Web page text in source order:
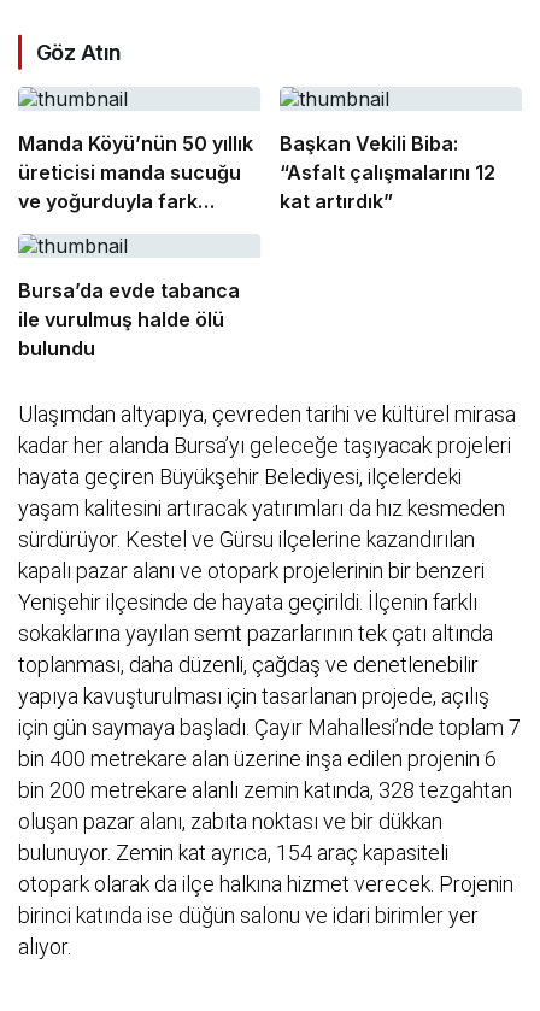
Göz Atın
Manda Köyü’nün 50 yıllık
üreticisi manda sucuğu
ve yoğurduyla fark
oluşturdu
Başkan Vekili Biba:
“Asfalt çalışmalarını 12
kat artırdık”
Bursa’da evde tabanca
ile vurulmuş halde ölü
bulundu
Ulaşımdan altyapıya, çevreden tarihi ve kültürel mirasa
kadar her alanda Bursa’yı geleceğe taşıyacak projeleri
hayata geçiren Büyükşehir Belediyesi, ilçelerdeki
yaşam kalitesini artıracak yatırımları da hız kesmeden
sürdürüyor. Kestel ve Gürsu ilçelerine kazandırılan
kapalı pazar alanı ve otopark projelerinin bir benzeri
Yenişehir ilçesinde de hayata geçirildi. İlçenin farklı
sokaklarına yayılan semt pazarlarının tek çatı altında
toplanması, daha düzenli, çağdaş ve denetlenebilir
yapıya kavuşturulması için tasarlanan projede, açılış
için gün saymaya başladı. Çayır Mahallesi’nde toplam 7
bin 400 metrekare alan üzerine inşa edilen projenin 6
bin 200 metrekare alanlı zemin katında, 328 tezgahtan
oluşan pazar alanı, zabıta noktası ve bir dükkan
bulunuyor. Zemin kat ayrıca, 154 araç kapasiteli
otopark olarak da ilçe halkına hizmet verecek. Projenin
birinci katında ise düğün salonu ve idari birimler yer
alıyor.